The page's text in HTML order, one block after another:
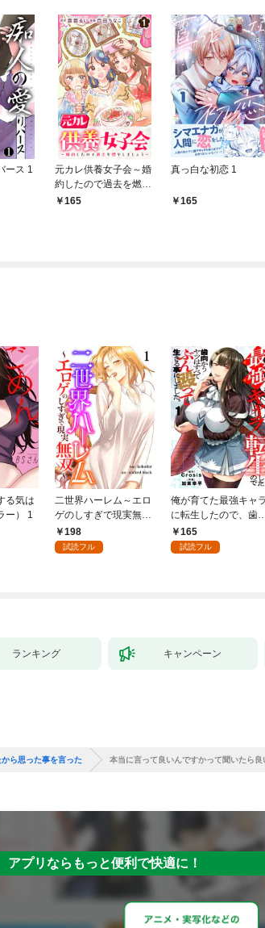
ース 1
元カレ供養女子会～婚
約したので過去を燃や
しましょう～1
165
真っ白な初恋 1
165
る気は
ー） 1
二世界ハーレム～エロ
ゲのしすぎで現実無双
～１198
試読フル
俺が育てた最強キャラ
に転生したので、歯
かうヤツはすべてぶん
殴って生きる事にしま
165
試読フル
ランキング キャンペーン
ら思った事を言った 本当に言って良いんですかって聞いたら
アプリならもっと便利で快適に！